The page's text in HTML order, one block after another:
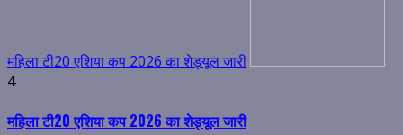
महिला टी20 एशिया कप 2026 का शेड्यूल जारी
4
महिला टी20 एशिया कप 2026 का शेड्यूल जारी